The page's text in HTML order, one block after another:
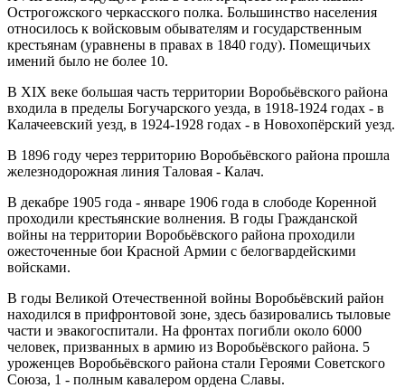
Острогожского черкасского полка. Большинство населения
относилось к войсковым обывателям и государственным
крестьянам (уравнены в правах в 1840 году). Помещичьих
имений было не более 10.
В XIX веке большая часть территории Воробьёвского района
входила в пределы Богучарского уезда, в 1918-1924 годах - в
Калачеевский уезд, в 1924-1928 годах - в Новохопёрский уезд.
В 1896 году через территорию Воробьёвского района прошла
железнодорожная линия Таловая - Калач.
В декабре 1905 года - январе 1906 года в слободе Коренной
проходили крестьянские волнения. В годы Гражданской
войны на территории Воробьёвского района проходили
ожесточенные бои Красной Армии с белогвардейскими
войсками.
В годы Великой Отечественной войны Воробьёвский район
находился в прифронтовой зоне, здесь базировались тыловые
части и эвакогоспитали. На фронтах погибли около 6000
человек, призванных в армию из Воробьёвского района. 5
уроженцев Воробьёвского района стали Героями Советского
Союза, 1 - полным кавалером ордена Славы.